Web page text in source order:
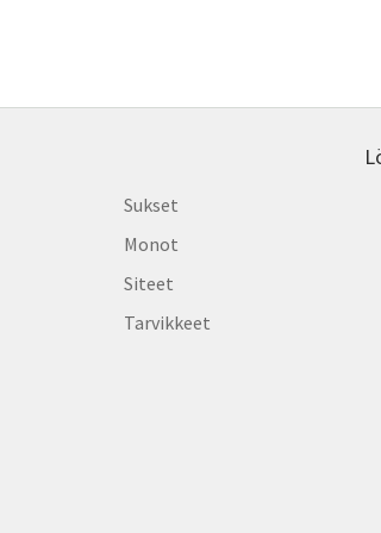
Sukset
Monot
Siteet
Tarvikkeet